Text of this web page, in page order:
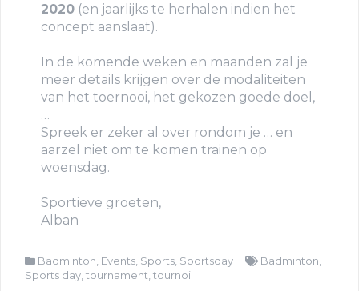
2020 (en jaarlijks te herhalen indien het
concept aanslaat).
In de komende weken en maanden zal je
meer details krijgen over de modaliteiten
van het toernooi, het gekozen goede doel,
…
Spreek er zeker al over rondom je … en
aarzel niet om te komen trainen op
woensdag.
Sportieve groeten,
Alban
Badminton Events Sports Sportsday Badminton
Sports day tournament tournoi